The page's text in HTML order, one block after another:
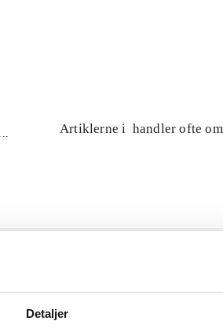
Detaljer
Artiklerne i handler ofte om